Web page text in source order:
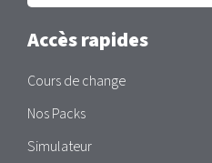
la
newsletter
Accès rapides
Cours de change
Nos Packs
Simulateur